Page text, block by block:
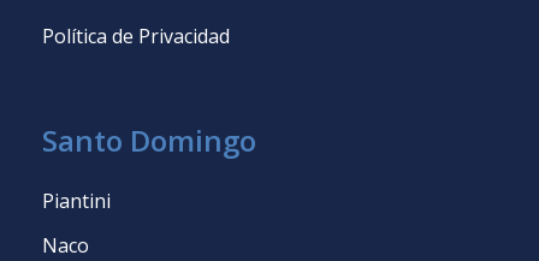
Política de Privacidad
Santo Domingo
Piantini
Naco